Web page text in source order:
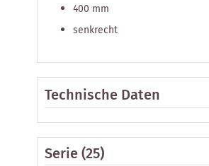
400 mm
senkrecht
Technische Daten
Serie(25)